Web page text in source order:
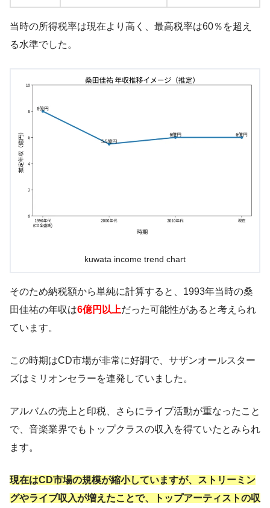
当時の所得税率は現在より高く、最高税率は60％を超え
る水準でした。
kuwata income trend chart
そのため納税額から単純に計算すると、1993年当時の桑
田佳祐の年収は6億円以上だった可能性があると考えられ
ています。
この時期はCD市場が非常に好調で、サザンオールスター
ズはミリオンセラーを連発していました。
アルバムの売上と印税、さらにライブ活動が重なったこと
で、音楽業界でもトップクラスの収入を得ていたとみられ
ます。
現在はCD市場の規模が縮小していますが、ストリーミン
グやライブ収入が増えたことで、トップアーティストの収